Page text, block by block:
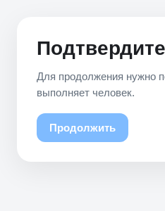
Для продолжения нужно
выполняет человек.
Продолжить